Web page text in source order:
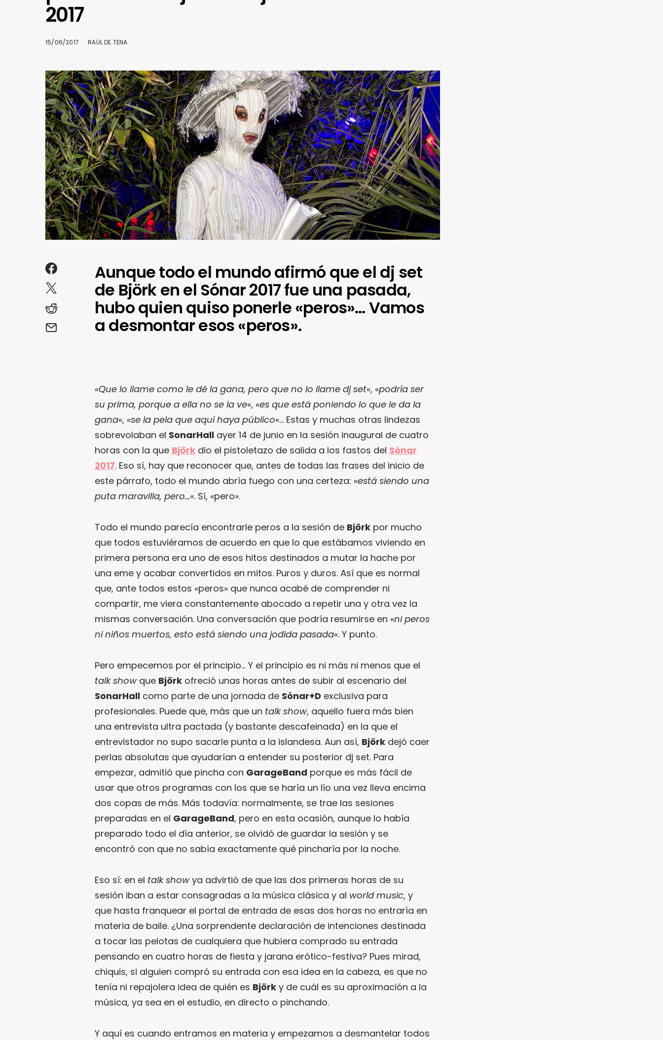
2017
15/06/2017 RAÜL DE TENA
Aunque todo el mundo afirmó que el dj set
de Björk en el Sónar 2017 fue una pasada,
hubo quien quiso ponerle «peros»… Vamos
a desmontar esos «peros».
«Que lo llame como le dé la gana, pero que no lo llame dj set«, «podría ser
su prima, porque a ella no se la ve«, «es que está poniendo lo que le da la
gana«, «se la pela que aquí haya público«… Estas y muchas otras lindezas
sobrevolaban el SonarHall ayer 14 de junio en la sesión inaugural de cuatro
horas con la que Björk dio el pistoletazo de salida a los fastos del Sónar
2017. Eso sí, hay que reconocer que, antes de todas las frases del inicio de
este párrafo, todo el mundo abría fuego con una certeza: «está siendo una
puta maravilla, pero…«. Sí, «pero».
Todo el mundo parecía encontrarle peros a la sesión de Björk por mucho
que todos estuviéramos de acuerdo en que lo que estábamos viviendo en
primera persona era uno de esos hitos destinados a mutar la hache por
una eme y acabar convertidos en mitos. Puros y duros. Así que es normal
que, ante todos estos «peros» que nunca acabé de comprender ni
compartir, me viera constantemente abocado a repetir una y otra vez la
mismas conversación. Una conversación que podría resumirse en «ni peros
ni niños muertos, esto está siendo una jodida pasada«. Y punto.
Pero empecemos por el principio… Y el principio es ni más ni menos que el
talk showque Björk ofreció unas horas antes de subir al escenario del
SonarHall como parte de una jornada de Sónar+D exclusiva para
profesionales. Puede que, más que un talk show, aquello fuera más bien
una entrevista ultra pactada (y bastante descafeinada) en la que el
entrevistador no supo sacarle punta a la islandesa. Aun así, Björk dejó caer
perlas absolutas que ayudarían a entender su posterior dj set. Para
empezar, admitió que pincha con GarageBand porque es más fácil de
usar que otros programas con los que se haría un lío una vez lleva encima
dos copas de más. Más todavía: normalmente, se trae las sesiones
preparadas en el GarageBand, pero en esta ocasión, aunque lo había
preparado todo el día anterior, se olvidó de guardar la sesión y se
encontró con que no sabía exactamente qué pincharía por la noche.
Eso sí: en el talk showya advirtió de que las dos primeras horas de su
sesión iban a estar consagradas a la música clásica y al world music, y
que hasta franquear el portal de entrada de esas dos horas no entraría en
materia de baile. ¿Una sorprendente declaración de intenciones destinada
a tocar las pelotas de cualquiera que hubiera comprado su entrada
pensando en cuatro horas de fiesta y jarana erótico-festiva? Pues mirad,
chiquis, si alguien compró su entrada con esa idea en la cabeza, es que no
tenía ni repajolera idea de quién es Björk y de cuál es su aproximación a la
música, ya sea en el estudio, en directo o pinchando.
Y aquí es cuando entramos en materia y empezamos a desmantelar todos